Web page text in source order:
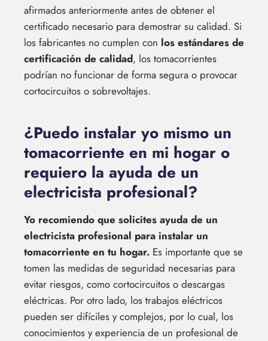
afirmados anteriormente antes de obtener el
certificado necesario para demostrar su calidad. Si
los fabricantes no cumplen con los estándares de
certificación de calidad, los tomacorrientes
podrían no funcionar de forma segura o provocar
cortocircuitos o sobrevoltajes.
¿Puedo instalar yo mismo un
tomacorriente en mi hogar o
requiero la ayuda de un
electricista profesional?
Yo recomiendo que solicites ayuda de un
electricista profesional para instalar un
tomacorriente en tu hogar. Es importante que se
tomen las medidas de seguridad necesarias para
evitar riesgos, como cortocircuitos o descargas
eléctricas. Por otro lado, los trabajos eléctricos
pueden ser difíciles y complejos, por lo cual, los
conocimientos y experiencia de un profesional de